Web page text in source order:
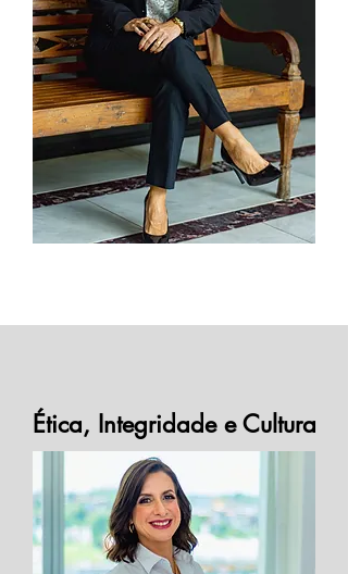
Ética, Integridade e Cultura